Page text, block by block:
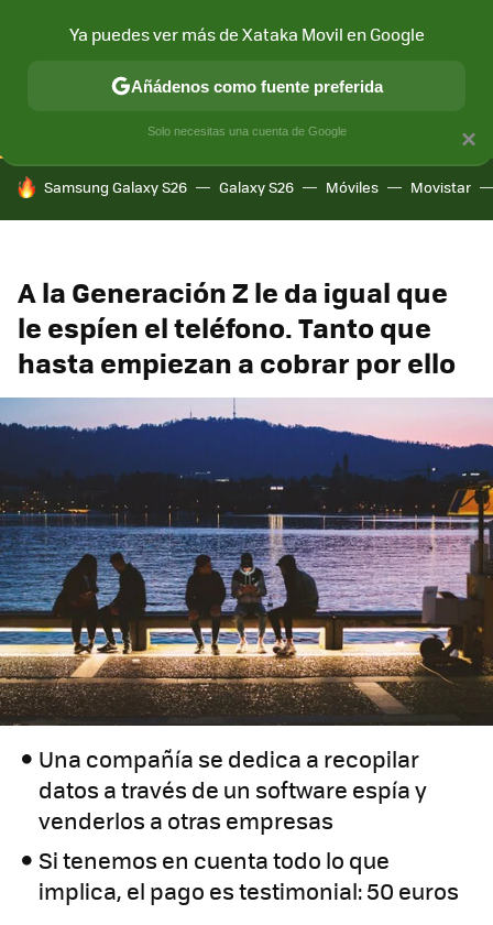
CONECTIVIDAD MÓVIL Y SOCIEDAD APLICACIONES
HOY SE HABLA DE
Samsung Galaxy S26 Galaxy S26 Móviles Movistar
A la Generación Z le da igual que
le espíen el teléfono. Tanto que
hasta empiezan a cobrar por ello
Una compañía se dedica a recopilar
datos a través de un software espía y
venderlos a otras empresas
Si tenemos en cuenta todo lo que
implica, el pago es testimonial: 50 euros
×
Ya puedes ver más de Xataka Movil en Google
Añádenos como fuente preferida
Solo necesitas una cuenta de Google